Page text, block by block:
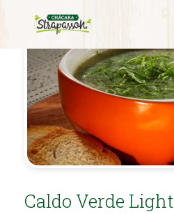
Caldo Verde Light